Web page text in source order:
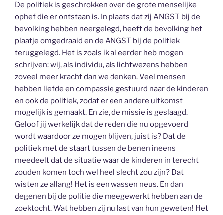
De politiek is geschrokken over de grote menselijke
ophef die er ontstaan is. In plaats dat zij ANGST bij de
bevolking hebben neergelegd, heeft de bevolking het
plaatje omgedraaid en de ANGST bij de politiek
teruggelegd. Het is zoals ik al eerder heb mogen
schrijven: wij, als individu, als lichtwezens hebben
zoveel meer kracht dan we denken. Veel mensen
hebben liefde en compassie gestuurd naar de kinderen
en ook de politiek, zodat er een andere uitkomst
mogelijk is gemaakt. En zie, de missie is geslaagd.
Geloof jij werkelijk dat de reden die nu opgevoerd
wordt waardoor ze mogen blijven, juist is? Dat de
politiek met de staart tussen de benen ineens
meedeelt dat de situatie waar de kinderen in terecht
zouden komen toch wel heel slecht zou zijn? Dat
wisten ze allang! Het is een wassen neus. En dan
degenen bij de politie die meegewerkt hebben aan de
zoektocht. Wat hebben zij nu last van hun geweten! Het